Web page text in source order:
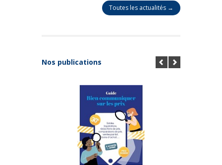
Toutes les actualités →
Nos publications